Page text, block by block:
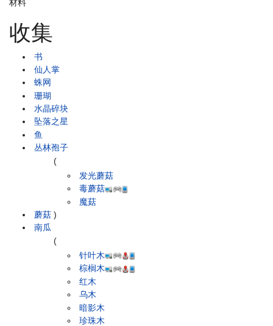
材料
收集
书
仙人掌
蛛网
珊瑚
水晶碎块
坠落之星
鱼
丛林孢子
蘑菇
(
发光蘑菇
毒蘑菇
魔菇
)
南瓜
(
针叶木
棕榈木
红木
乌木
暗影木
珍珠木